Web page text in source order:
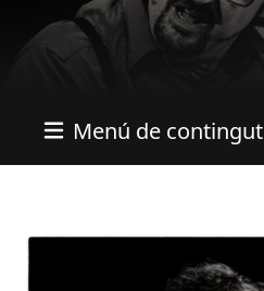
Menú de contingut
Imatges
Imagen